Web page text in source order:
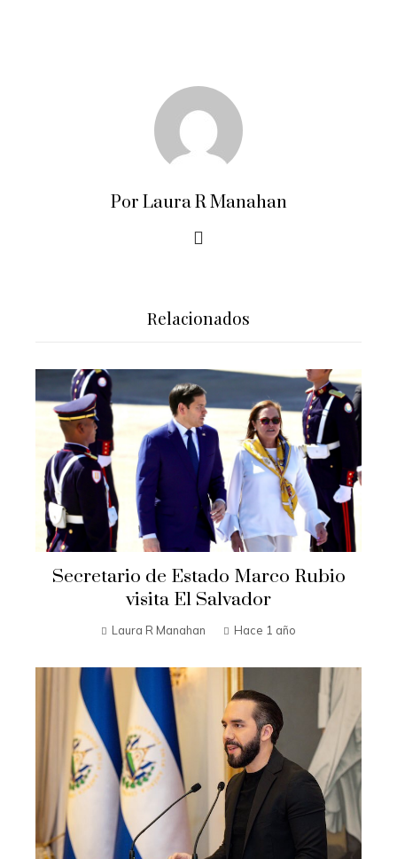
Por Laura R Manahan
Relacionados
Secretario de Estado Marco Rubio
visita El Salvador
Laura R Manahan Hace 1 año